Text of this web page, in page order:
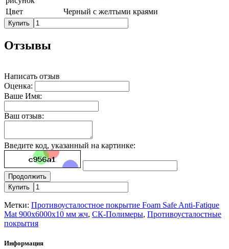
Цвет
Черный с желтыми краями
Купить
Отзывы
Написать отзыв
Оценка:
Ваше Имя:
Ваш отзыв:
Введите код, указанный на картинке:
Продолжить
Купить
Метки: Противоусталостное покрытие Foam Safe Anti-Fatique
Mat 900х6000х10 мм жч, СК-Полимеры, Противоусталостные
покрытия
Информация